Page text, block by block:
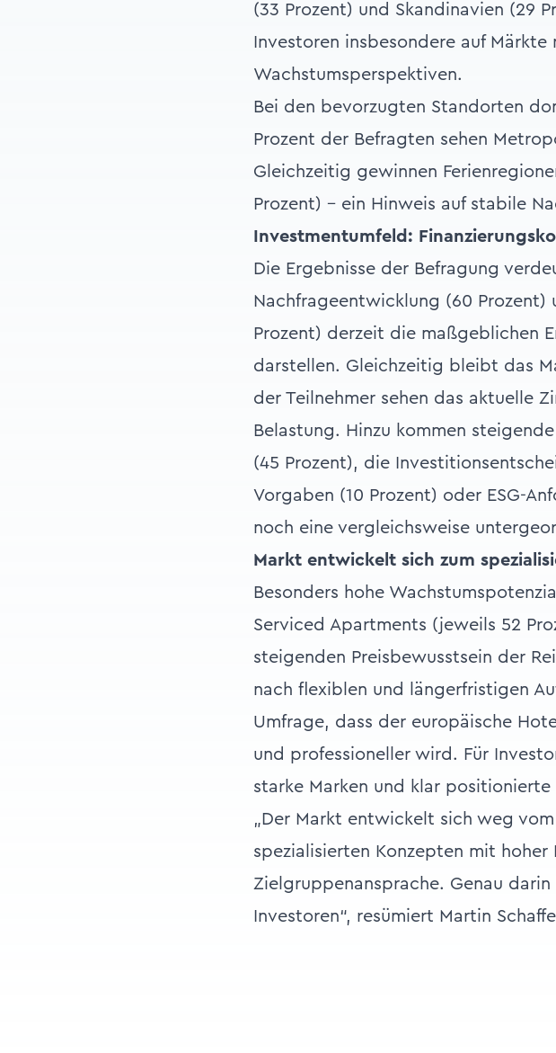
(33 Prozent) und Skandinavien (29
Investoren insbesondere auf
Wachstumsperspektiven.
Bei den bevorzugten Standorten
Prozent der Befragten sehen
Gleichzeitig gewinnen
Prozent) – ein Hinweis auf stabile
Investmentumfeld:
Die Ergebnisse der Befragung
Nachfrageentwicklung (60
Prozent) derzeit die maßgeblichen
darstellen. Gleichzeitig bleibt das
der Teilnehmer sehen das aktuelle
Belastung. Hinzu kommen
(45 Prozent), die
Vorgaben (10 Prozent) oder ESG-
noch eine vergleichsweise
Markt entwickelt sich zum
Besonders hohe
Serviced Apartments (jeweils 52
steigenden Preisbewusstsein der
nach flexiblen und längerfristigen
Umfrage, dass der europäische
und professioneller wird. Für
starke Marken und klar
„Der Markt entwickelt sich weg
spezialisierten Konzepten mit
Zielgruppenansprache. Genau
Investoren“, resümiert Martin